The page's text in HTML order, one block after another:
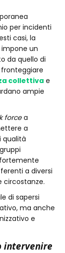
per incidenti
casi, la
un
da quello di
collettivae
ampie
forcea
a
qualità
a diversi
circostanze.
di sapersi
ma anche
e
intervenire